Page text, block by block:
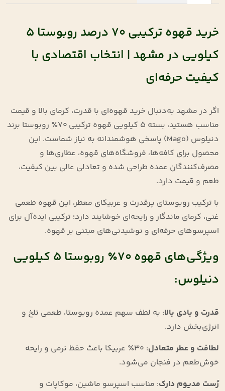
خرید قهوه ترکیبی ۷۰ درصد روبوستا ۵
کیلویی در مشهد | انتخاب اقتصادی با
کیفیت حرفه‌ای
اگر در مشهد به‌دنبال خرید قهوه‌ای با قدرت، کرمای بالا و قیمت
مناسب هستید، بسته ۵ کیلویی قهوه ترکیبی ۷۰٪ روبوستا برند
دنیلوس (Mago) پاسخی هوشمندانه به نیاز شماست. این
محصول برای کافه‌ها، فروشگاه‌های قهوه، عطاری‌ها و
مصرف‌کنندگان عمده طراحی شده و تعادلی عالی بین کیفیت،
طعم و قیمت دارد.
با ترکیب روبوستای پرقدرت و عربیکای معطر، این قهوه طعمی
غنی، کرمای ماندگار و رایحه‌ای خوشایند دارد؛ ترکیبی ایده‌آل برای
اسپرسوهای حرفه‌ای و نوشیدنی‌های مبتنی بر قهوه.
ویژگی‌های قهوه ۷۰٪ روبوستا ۵ کیلویی
دنیلوس:
قدرت و بادی بالا: به لطف سهم عمده روبوستا، طعمی تلخ و
انرژی‌بخش دارد.
لطافت و عطر متعادل
: ۳۰٪ عربیکا باعث حفظ نرمی و رایحه
خوش‌طعم در فنجان می‌شود.
رُست مدیوم دارک: مناسب اسپرسو ماشین، موکاپات و